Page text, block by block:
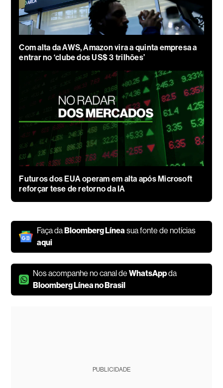
Com alta da AWS, Amazon vira a quinta empresa a
entrar no ‘clube dos US$ 3 trilhões’
Futuros dos EUA operam em alta após Microsoft
reforçar tese de retorno da IA
Faça daBloomberg Línea sua fonte de notícias
aqui
Nos acompanhe no canal deWhatsAppda
Bloomberg Línea no Brasil
PUBLICIDADE